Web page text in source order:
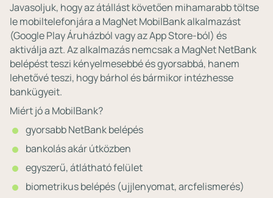
Javasoljuk, hogy az átállást követően mihamarabb töltse
le mobiltelefonjára a MagNet MobilBank alkalmazást
(Google Play Áruházból vagy az App Store-ból) és
aktiválja azt. Az alkalmazás nemcsak a MagNet NetBank
belépést teszi kényelmesebbé és gyorsabbá, hanem
lehetővé teszi, hogy bárhol és bármikor intézhesse
bankügyeit.
Miért jó a MobilBank?
gyorsabb NetBank belépés
bankolás akár útközben
egyszerű, átlátható felület
biometrikus belépés (ujjlenyomat, arcfelismerés)